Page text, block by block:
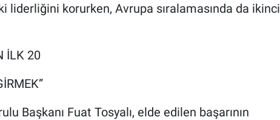
liderliğini korurken, Avrupa sıralamasında da ikinci
İLK 20
Başkanı Fuat Tosyalı, elde edilen başarının